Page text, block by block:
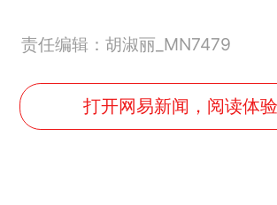
责任编辑：胡淑丽_MN7479
打开网易新闻，阅读体